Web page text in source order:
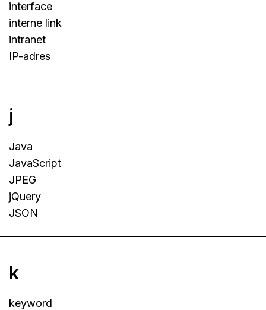
interface
interne link
intranet
IP-adres
j
Java
JavaScript
JPEG
jQuery
JSON
k
keyword